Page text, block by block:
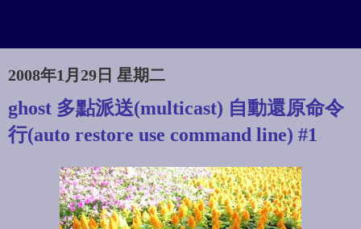
2008年1月29日 星期二
ghost 多點派送(multicast) 自動還原命令
行(auto restore use command line) #1